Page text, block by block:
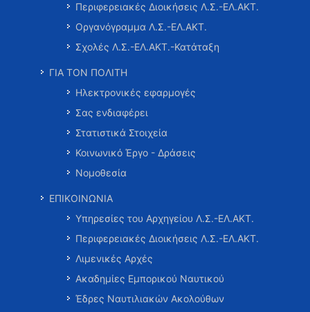
Περιφερειακές Διοικήσεις Λ.Σ.-ΕΛ.ΑΚΤ.
Οργανόγραμμα Λ.Σ.-ΕΛ.ΑΚΤ.
Σχολές Λ.Σ.-ΕΛ.ΑΚΤ.-Κατάταξη
ΓΙΑ ΤΟΝ ΠΟΛΙΤΗ
Ηλεκτρονικές εφαρμογές
Σας ενδιαφέρει
Στατιστικά Στοιχεία
Κοινωνικό Έργο - Δράσεις
Νομοθεσία
ΕΠΙΚΟΙΝΩΝΙΑ
Υπηρεσίες του Αρχηγείου Λ.Σ.-ΕΛ.ΑΚΤ.
Περιφερειακές Διοικήσεις Λ.Σ.-ΕΛ.ΑΚΤ.
Λιμενικές Αρχές
Ακαδημίες Εμπορικού Ναυτικού
Έδρες Ναυτιλιακών Ακολούθων